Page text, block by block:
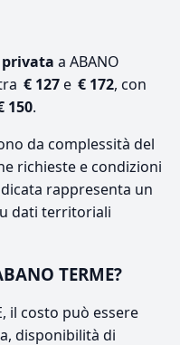
a ABANO
€ 127e € 172, con
150.
da complessità del
richieste e condizioni
rappresenta un
dati territoriali
TERME?
il costo può essere
disponibilità di